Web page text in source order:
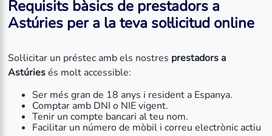
Requisits bàsics de prestadors a
Astúries per a la teva sol·licitud online
Sol·licitar un préstec amb els nostres prestadors a
Astúriesés molt accessible:
Ser més gran de 18 anys i resident a Espanya.
Comptar amb DNI o NIE vigent.
Tenir un compte bancari al teu nom.
Facilitar un número de mòbil i correu electrònic actiu